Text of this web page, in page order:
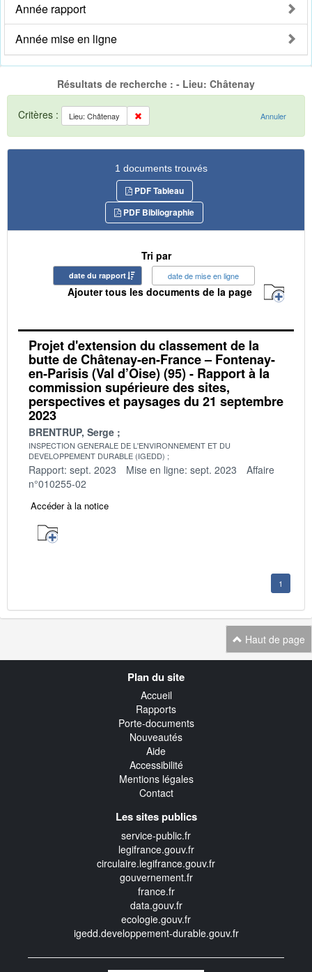
Année rapport
Année mise en ligne
Résultats de recherche : - Lieu: Châtenay
Critères : Lieu: Châtenay Annuler
1 documents trouvés
PDF Tableau
PDF Bibliographie
Tri par
date du rapport date de mise en ligne
Ajouter tous les documents de la page
Projet d'extension du classement de la
butte de Châtenay-en-France – Fontenay-
en-Parisis (Val d’Oise) (95) - Rapport à la
commission supérieure des sites,
perspectives et paysages du 21 septembre
2023
BRENTRUP, Serge
INSPECTION GENERALE DE L'ENVIRONNEMENT ET DU
DEVELOPPEMENT DURABLE (IGEDD)
Rapport: sept. 2023 Mise en ligne: sept. 2023
Affaire
n°010255-02
Accéder à la notice
1
Haut de page
Plan du site
Accueil
Rapports
Porte-documents
Nouveautés
Aide
Accessibilité
Mentions légales
Contact
Les sites publics
service-public.fr
legifrance.gouv.fr
circulaire.legifrance.gouv.fr
gouvernement.fr
france.fr
data.gouv.fr
ecologie.gouv.fr
igedd.developpement-durable.gouv.fr